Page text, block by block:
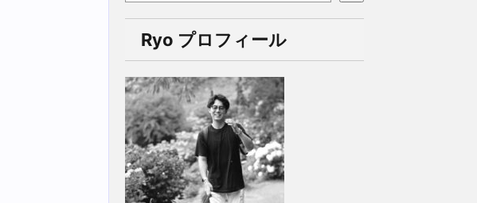
Ryo プロフィール